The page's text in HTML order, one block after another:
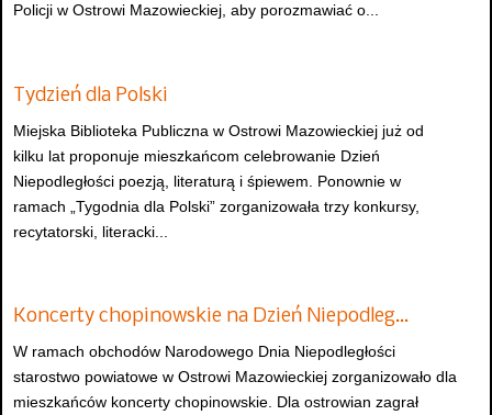
Policji w Ostrowi Mazowieckiej, aby porozmawiać o...
Tydzień dla Polski
Miejska Biblioteka Publiczna w Ostrowi Mazowieckiej już od
kilku lat proponuje mieszkańcom celebrowanie Dzień
Niepodległości poezją, literaturą i śpiewem. Ponownie w
ramach „Tygodnia dla Polski” zorganizowała trzy konkursy,
recytatorski, literacki...
Koncerty chopinowskie na Dzień Niepodleg…
W ramach obchodów Narodowego Dnia Niepodległości
starostwo powiatowe w Ostrowi Mazowieckiej zorganizowało dla
mieszkańców koncerty chopinowskie. Dla ostrowian zagrał